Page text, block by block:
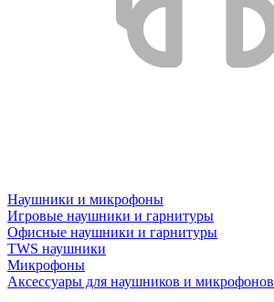
Наушники и микрофоны
Игровые наушники и гарнитуры
Офисные наушники и гарнитуры
TWS наушники
Микрофоны
Аксессуары для наушников и микрофонов